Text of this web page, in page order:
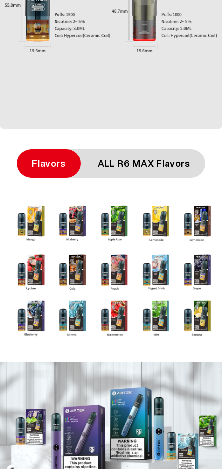
Flavors ALL R6 MAX Flavors